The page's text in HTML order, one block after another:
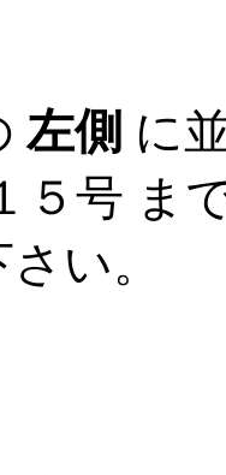
左側 に
５号
い。